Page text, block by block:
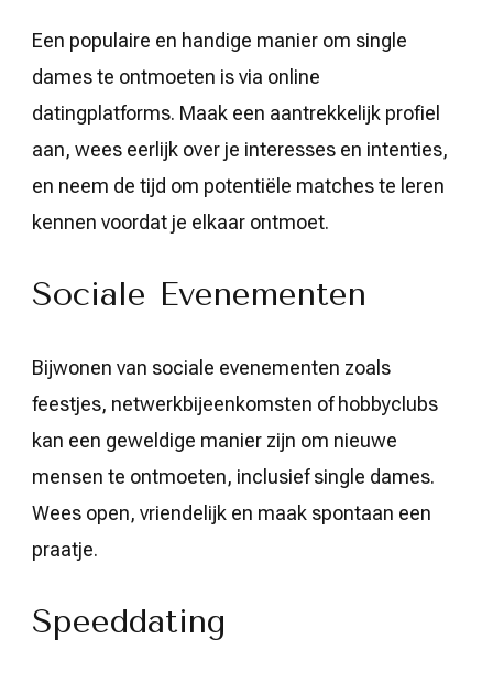
Een populaire en handige manier om single
dames te ontmoeten is via online
datingplatforms. Maak een aantrekkelijk profiel
aan, wees eerlijk over je interesses en intenties,
en neem de tijd om potentiële matches te leren
kennen voordat je elkaar ontmoet.
Sociale Evenementen
Bijwonen van sociale evenementen zoals
feestjes, netwerkbijeenkomsten of hobbyclubs
kan een geweldige manier zijn om nieuwe
mensen te ontmoeten, inclusief single dames.
Wees open, vriendelijk en maak spontaan een
praatje.
Speeddating